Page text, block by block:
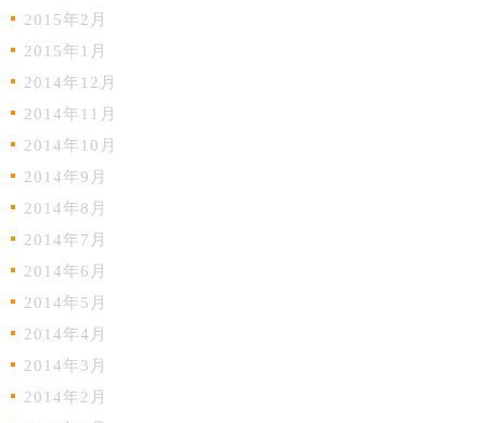
2015年2月
2015年1月
2014年12月
2014年11月
2014年10月
2014年9月
2014年8月
2014年7月
2014年6月
2014年5月
2014年4月
2014年3月
2014年2月